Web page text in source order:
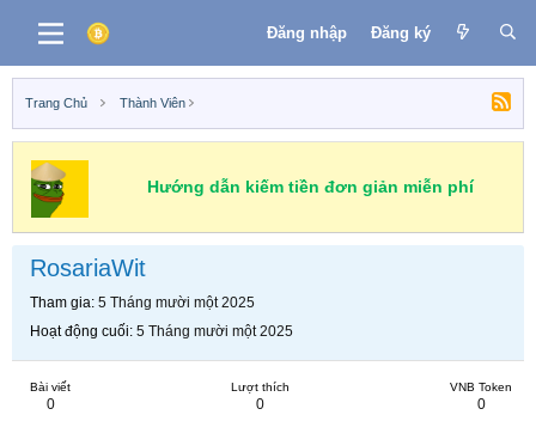
Đăng nhập Đăng ký
Trang Chủ Thành Viên
Hướng dẫn kiếm tiền đơn giản miễn phí
RosariaWit
Tham gia 5 Tháng mười một 2025
Hoạt động cuối 5 Tháng mười một 2025
Bài viết
0
Lượt thích
0
VNB Token
0